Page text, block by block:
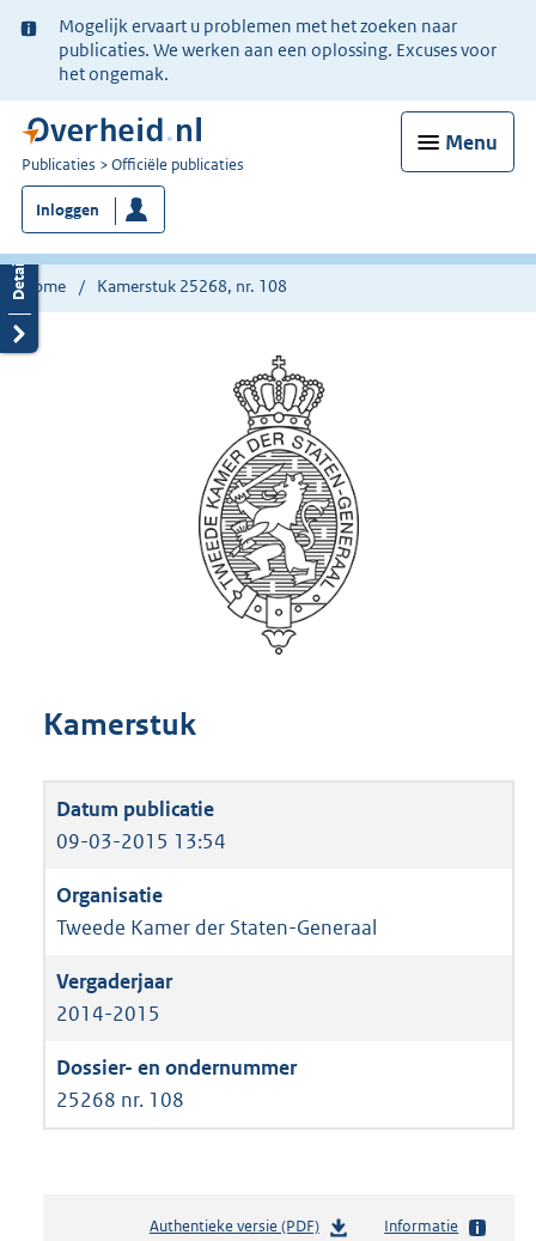
Ter
informatie:
Mogelijk ervaart u problemen met het zoeken naar
publicaties. We werken aan een oplossing. Excuses voor
het ongemak.
Menu
U
bent
nu
hier:
Publicaties Officiële publicaties
Inloggen
Home Kamerstuk 25268, nr. 108
Kamerstuk
09-03-2015 13:54
Tweede Kamer der Staten-Generaal
2014-2015
25268 nr. 108
Authentieke versie (PDF)b
Informatie